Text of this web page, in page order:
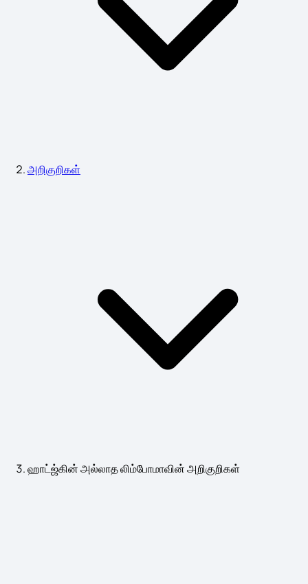
அறிகுறிகள்
ஹாட்ஜ்கின் அல்லாத லிம்போமாவின் அறிகுறிகள்